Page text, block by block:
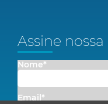
Assine nossa
Nome*
Email*